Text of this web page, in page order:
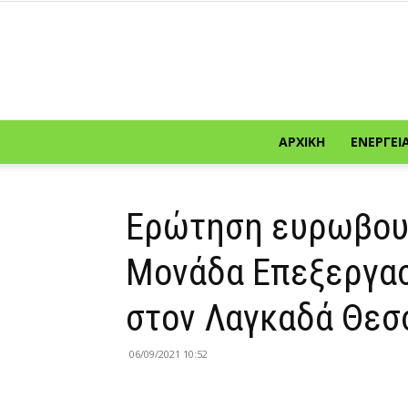
ΑΡΧΙΚΉ
Ερώτηση
Μονάδα
στον Λαγκαδά
06/09/2021 10:52